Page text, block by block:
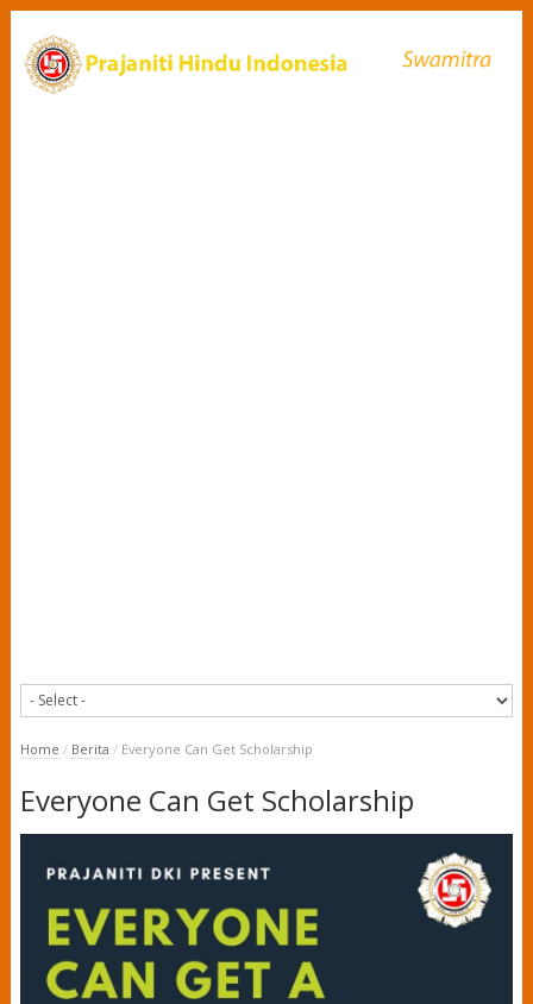
Home / Berita / Everyone Can Get Scholarship
Everyone Can Get Scholarship